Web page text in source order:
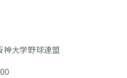
大学野球連盟